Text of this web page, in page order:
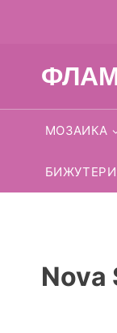
МОЗАИКА
Nova